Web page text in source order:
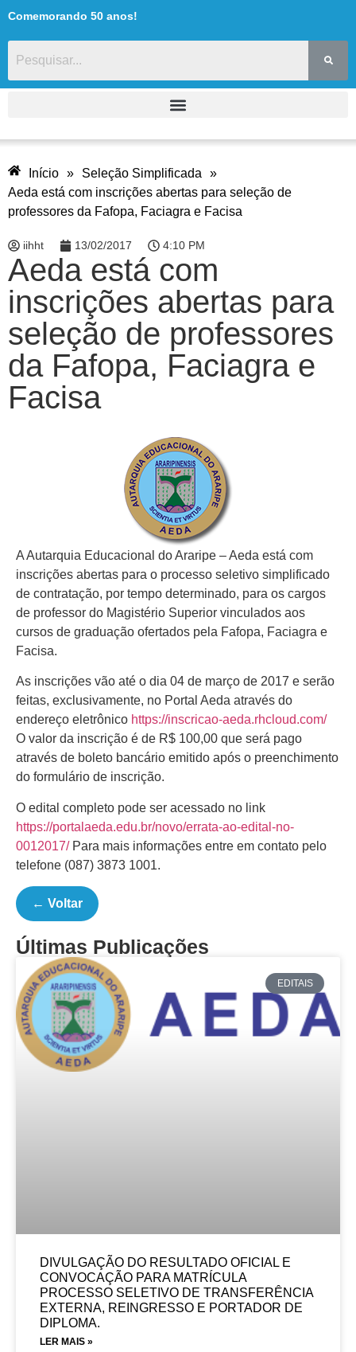
Comemorando 50 anos!
Início » Seleção Simplificada
»
Aeda está com inscrições abertas para seleção de
professores da Fafopa, Faciagra e Facisa
iihht 13/02/2017 4:10 PM
Aeda está com
inscrições abertas para
seleção de professores
da Fafopa, Faciagra e
Facisa
A Autarquia Educacional do Araripe – Aeda está com
inscrições abertas para o processo seletivo simplificado
de contratação, por tempo determinado, para os cargos
de professor do Magistério Superior vinculados aos
cursos de graduação ofertados pela Fafopa, Faciagra e
Facisa.
As inscrições vão até o dia 04 de março de 2017 e serão
feitas, exclusivamente, no Portal Aeda através do
endereço eletrônico https://inscricao-aeda.rhcloud.com/
O valor da inscrição é de R$ 100,00 que será pago
através de boleto bancário emitido após o preenchimento
do formulário de inscrição.
O edital completo pode ser acessado no link
https://portalaeda.edu.br/novo/errata-ao-edital-no-
0012017/Para mais informações entre em contato pelo
telefone (087) 3873 1001.
← Voltar
Últimas Publicações
EDITAIS
DIVULGAÇÃO DO RESULTADO OFICIAL E
CONVOCAÇÃO PARA MATRÍCULA
PROCESSO SELETIVO DE TRANSFERÊNCIA
EXTERNA, REINGRESSO E PORTADOR DE
DIPLOMA.
LER MAIS »